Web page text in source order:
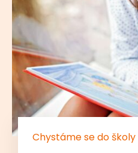
Chystáme se do školy